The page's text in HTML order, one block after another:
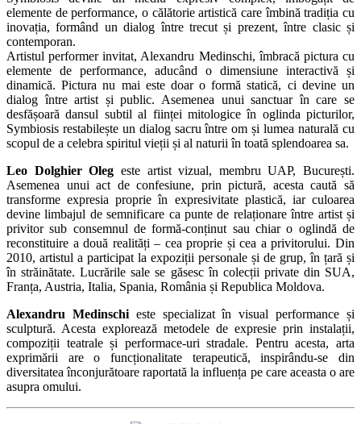
elemente de performance, o călătorie artistică care îmbină tradiția cu
inovația, formând un dialog între trecut și prezent, între clasic și
contemporan.
Artistul performer invitat, Alexandru Medinschi, îmbracă pictura cu
elemente de performance, aducând o dimensiune interactivă și
dinamică. Pictura nu mai este doar o formă statică, ci devine un
dialog între artist și public. Asemenea unui sanctuar în care se
desfășoară dansul subtil al ființei mitologice în oglinda picturilor,
Symbiosis restabilește un dialog sacru între om și lumea naturală cu
scopul de a celebra spiritul vieții și al naturii în toată splendoarea sa.
Leo Dolghier Oleg este artist vizual, membru UAP, București.
Asemenea unui act de confesiune, prin pictură, acesta caută să
transforme expresia proprie în expresivitate plastică, iar culoarea
devine limbajul de semnificare ca punte de relaționare între artist și
privitor sub consemnul de formă-conținut sau chiar o oglindă de
reconstituire a două realități – cea proprie și cea a privitorului. Din
2010, artistul a participat la expoziții personale și de grup, în țară și
în străinătate. Lucrările sale se găsesc în colecții private din SUA,
Franța, Austria, Italia, Spania, România și Republica Moldova.
Alexandru Medinschieste specializat în visual performance și
sculptură. Acesta explorează metodele de expresie prin instalații,
compoziții teatrale și performace-uri stradale. Pentru acesta, arta
exprimării are o funcționalitate terapeutică, inspirându-se din
diversitatea înconjurătoare raportată la influența pe care aceasta o are
asupra omului.